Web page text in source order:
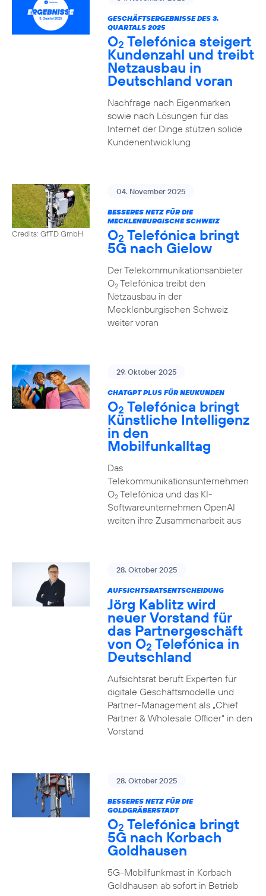
GESCHÄFTSERGEBNISSE DES 3.
QUARTALS 2025
O2 Telefónica steigert
Kundenzahl und treibt
Netzausbau in
Deutschland voran
Nachfrage nach Eigenmarken
sowie nach Lösungen für das
Internet der Dinge stützen solide
Kundenentwicklung
Credits: GfTD GmbH
04. November 2025
BESSERES NETZ FÜR DIE
MECKLENBURGISCHE SCHWEIZ
O2 Telefónica bringt
5G nach Gielow
Der Telekommunikationsanbieter
O2Telefónica treibt den
Netzausbau in der
Mecklenburgischen Schweiz
weiter voran
29. Oktober 2025
CHATGPT PLUS FÜR NEUKUNDEN
O2 Telefónica bringt
Künstliche Intelligenz
in den
Mobilfunkalltag
Das
Telekommunikationsunternehmen
O2Telefónica und das KI-
Softwareunternehmen OpenAI
weiten ihre Zusammenarbeit aus
28. Oktober 2025
AUFSICHTSRATSENTSCHEIDUNG
Jörg Kablitz wird
neuer Vorstand für
das Partnergeschäft
von O2 Telefónica in
Deutschland
Aufsichtsrat beruft Experten für
digitale Geschäftsmodelle und
Partner-Management als „Chief
Partner & Wholesale Officer“ in den
Vorstand
28. Oktober 2025
BESSERES NETZ FÜR DIE
GOLDGRÄBERSTADT
O2 Telefónica bringt
5G nach Korbach
Goldhausen
5G-Mobilfunkmast in Korbach
Goldhausen ab sofort in Betrieb